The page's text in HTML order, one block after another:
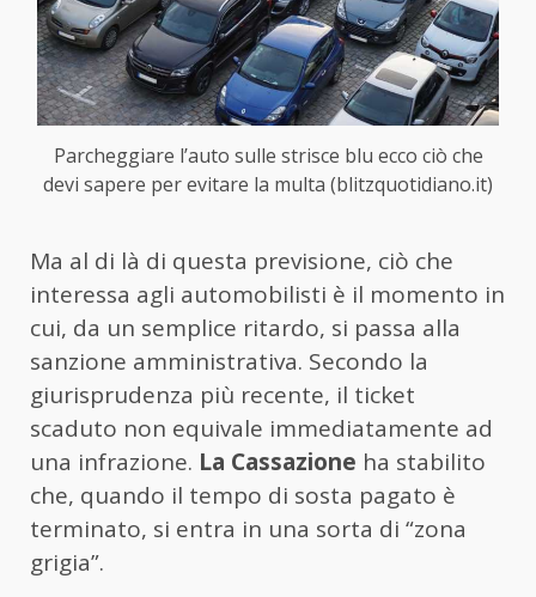
Parcheggiare l’auto sulle strisce blu ecco ciò che
devi sapere per evitare la multa (blitzquotidiano.it)
Ma al di là di questa previsione, ciò che
interessa agli automobilisti è il momento in
cui, da un semplice ritardo, si passa alla
sanzione amministrativa. Secondo la
giurisprudenza più recente, il ticket
scaduto non equivale immediatamente ad
una infrazione. La Cassazione ha stabilito
che, quando il tempo di sosta pagato è
terminato, si entra in una sorta di “zona
grigia”.